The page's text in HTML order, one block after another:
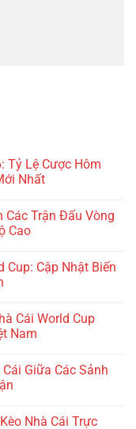
Tỷ Lệ Cược Hôm
Nhất
Các Trận Đấu Vòng
Cao
Cup: Cập Nhật Biến
Cái World Cup
Nam
Giữa Các Sảnh
Nhà Cái Trực